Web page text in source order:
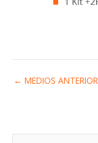
← MEDIOS ANTERIOR